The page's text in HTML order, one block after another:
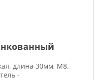
длина 30мм, М8.
-